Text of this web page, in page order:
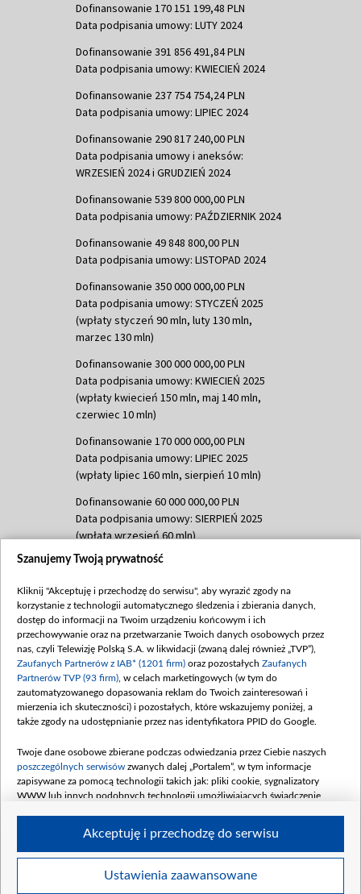
Dofinansowanie 170 151 199,48 PLN
Data podpisania umowy: LUTY 2024
Dofinansowanie 391 856 491,84 PLN
Data podpisania umowy: KWIECIEŃ 2024
Dofinansowanie 237 754 754,24 PLN
Data podpisania umowy: LIPIEC 2024
Dofinansowanie 290 817 240,00 PLN
Data podpisania umowy i aneksów:
WRZESIEŃ 2024 i GRUDZIEŃ 2024
Dofinansowanie 539 800 000,00 PLN
Data podpisania umowy: PAŹDZIERNIK 2024
Dofinansowanie 49 848 800,00 PLN
Data podpisania umowy: LISTOPAD 2024
Dofinansowanie 350 000 000,00 PLN
Data podpisania umowy: STYCZEŃ 2025
(wpłaty styczeń 90 mln, luty 130 mln,
marzec 130 mln)
Dofinansowanie 300 000 000,00 PLN
Data podpisania umowy: KWIECIEŃ 2025
(wpłaty kwiecień 150 mln, maj 140 mln,
czerwiec 10 mln)
Dofinansowanie 170 000 000,00 PLN
Data podpisania umowy: LIPIEC 2025
(wpłaty lipiec 160 mln, sierpień 10 mln)
Dofinansowanie 60 000 000,00 PLN
Data podpisania umowy: SIERPIEŃ 2025
(wpłata wrzesień 60 mln)
Dofinansowanie 635 783 051,21 PLN
(wpłata wrzesień 100 mln, październik 350
mln, listopad 265 mln)
Dofinansowanie 48 862 000,00 PLN
Data podpisania umowy: GRUDZIEŃ 2025
(wpłata grudzień 60,548 mln)
Dofinansowanie 900 000 000,00 PLN
Data podpisania umowy: LUTY 2026 (wpłata
kwiecień 180 mln, 7 maja 180 mln, 8
czerwca 90 mln)
Dofinansowanie 250 000 000,00 PLN
4 sierpnia 250 mln
Szanujemy Twoją prywatność
Kliknij "Akceptuję i przechodzę do serwisu", aby wyrazić zgody na
korzystanie z technologii automatycznego śledzenia i zbierania danych,
dostęp do informacji na Twoim urządzeniu końcowym i ich
przechowywanie oraz na przetwarzanie Twoich danych osobowych przez
nas, czyli Telewizję Polską S.A. w likwidacji (zwaną dalej również „TVP”),
Zaufanych Partnerów z IAB* (1201 firm) oraz pozostałych Zaufanych
Partnerów TVP (93 firm) , w celach marketingowych (w tym do
zautomatyzowanego dopasowania reklam do Twoich zainteresowań i
mierzenia ich skuteczności) i pozostałych, które wskazujemy poniżej, a
także zgody na udostępnianie przez nas identyfikatora PPID do Google.
Twoje dane osobowe zbierane podczas odwiedzania przez Ciebie naszych
poszczególnych serwisów zwanych dalej „Portalem”, w tym informacje
zapisywane za pomocą technologii takich jak: pliki cookie, sygnalizatory
WWW lub innych podobnych technologii umożliwiających świadczenie
Twoje dane osobowe zbierane podczas odwiedzania przez Ciebie
Ustawienia zaawansowane
Akceptuję i przechodzę do serwisu